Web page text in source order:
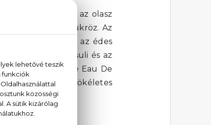
női parfüm az olasz
eleganciát tükröz. Az
ylang-ylang, az édes
a földes pacsuli és az
Fresh Couture Eau De
Ez a parfüm tökéletes